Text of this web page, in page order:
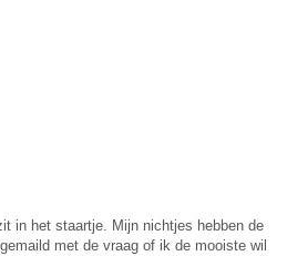
in het staartje. Mijn nichtjes hebben de
met de vraag of ik de mooiste wil